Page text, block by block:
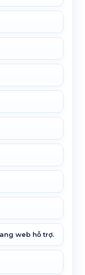
web hỗ trợ.